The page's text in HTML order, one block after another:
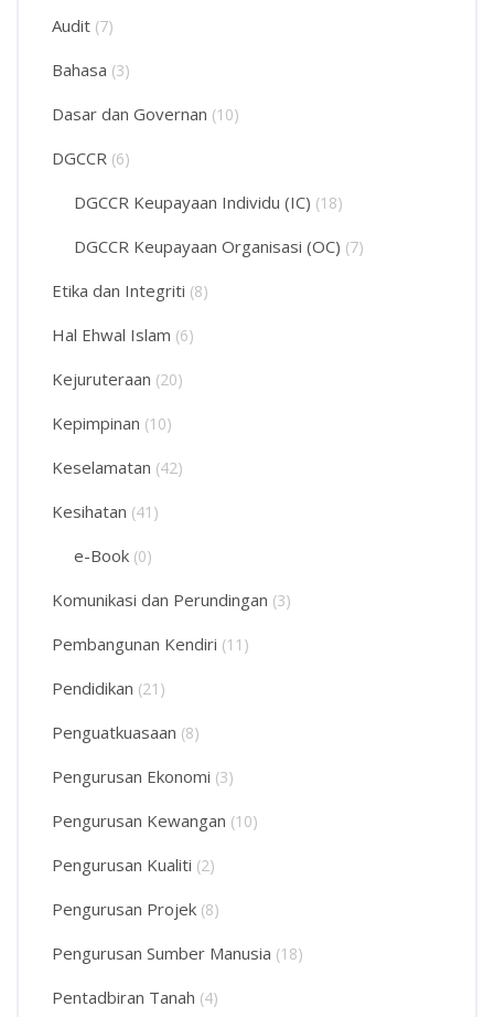
Audit (7)
Bahasa (3)
Dasar dan Governan (10)
DGCCR (6)
DGCCR Keupayaan Individu (IC) (18)
DGCCR Keupayaan Organisasi (OC) (7)
Etika dan Integriti (8)
Hal Ehwal Islam (6)
Kejuruteraan (20)
Kepimpinan (10)
Keselamatan (42)
Kesihatan (41)
e-Book (0)
Komunikasi dan Perundingan (3)
Pembangunan Kendiri (11)
Pendidikan (21)
Penguatkuasaan (8)
Pengurusan Ekonomi (3)
Pengurusan Kewangan (10)
Pengurusan Kualiti (2)
Pengurusan Projek (8)
Pengurusan Sumber Manusia (18)
Pentadbiran Tanah (4)